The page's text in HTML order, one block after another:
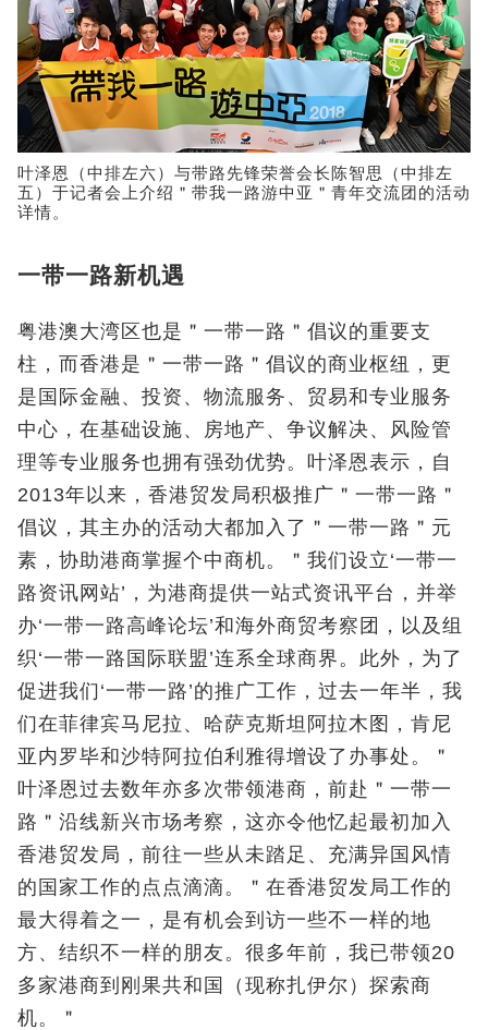
叶泽恩（中排左六）与带路先锋荣誉会长陈智思（中排左
五）于记者会上介绍＂带我一路游中亚＂青年交流团的活动
详情。
一带一路新机遇
粤港澳大湾区也是＂一带一路＂倡议的重要支
柱，而香港是＂一带一路＂倡议的商业枢纽，更
是国际金融、投资、物流服务、贸易和专业服务
中心，在基础设施、房地产、争议解决、风险管
理等专业服务也拥有强劲优势。叶泽恩表示，自
2013年以来，香港贸发局积极推广＂一带一路＂
倡议，其主办的活动大都加入了＂一带一路＂元
素，协助港商掌握个中商机。＂我们设立‘一带一
路资讯网站’，为港商提供一站式资讯平台，并举
办‘一带一路高峰论坛’和海外商贸考察团，以及组
织‘一带一路国际联盟’连系全球商界。此外，为了
促进我们‘一带一路’的推广工作，过去一年半，我
们在菲律宾马尼拉、哈萨克斯坦阿拉木图，肯尼
亚内罗毕和沙特阿拉伯利雅得增设了办事处。＂
叶泽恩过去数年亦多次带领港商，前赴＂一带一
路＂沿线新兴市场考察，这亦令他忆起最初加入
香港贸发局，前往一些从未踏足、充满异国风情
的国家工作的点点滴滴。＂在香港贸发局工作的
最大得着之一，是有机会到访一些不一样的地
方、结织不一样的朋友。很多年前，我已带领20
多家港商到刚果共和国（现称扎伊尔）探索商
机。＂